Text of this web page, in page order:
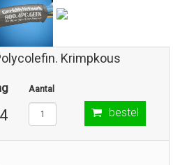
Krimpkous
Aantal
bestel